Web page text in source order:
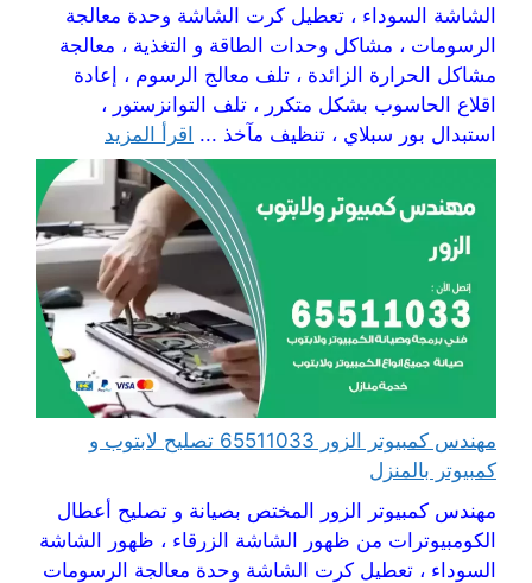
الشاشة السوداء ، تعطيل كرت الشاشة وحدة معالجة
الرسومات ، مشاكل وحدات الطاقة و التغذية ، معالجة
مشاكل الحرارة الزائدة ، تلف معالج الرسوم ، إعادة
اقلاع الحاسوب بشكل متكرر ، تلف التوانزستور ،
استبدال بور سبلاي ، تنظيف مآخذ ... اقرأ المزيد
مهندس كمبيوتر الزور 65511033 تصليح لابتوب و
كمبيوتر بالمنزل
مهندس كمبيوتر الزور المختص بصيانة و تصليح أعطال
الكومبيوترات من ظهور الشاشة الزرقاء ، ظهور الشاشة
السوداء ، تعطيل كرت الشاشة وحدة معالجة الرسومات